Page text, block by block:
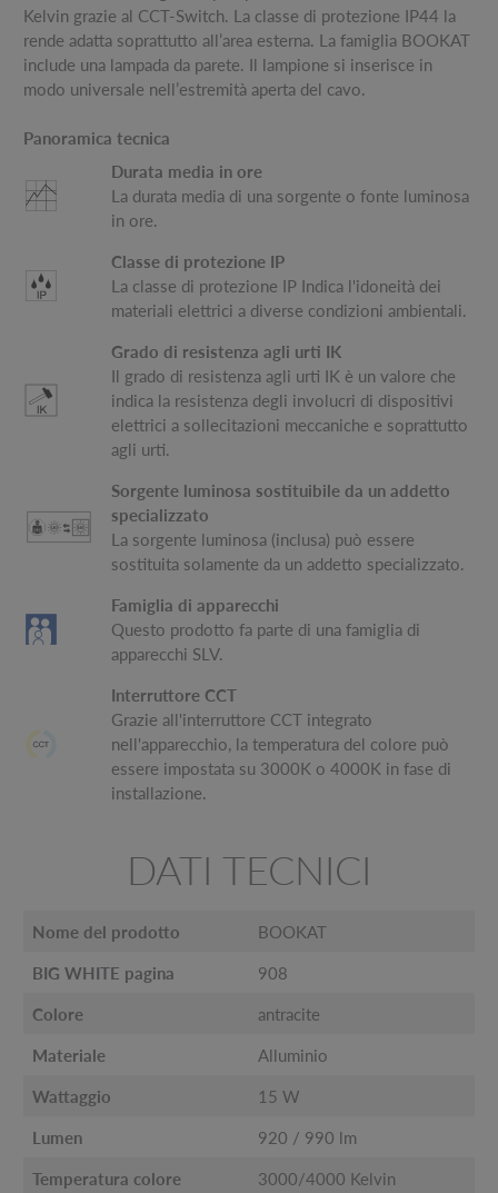
Kelvin grazie al CCT-Switch. La classe di protezione IP44 la
rende adatta soprattutto all’area esterna. La famiglia BOOKAT
include una lampada da parete. Il lampione si inserisce in
modo universale nell’estremità aperta del cavo.
Panoramica tecnica
Durata media in ore
La durata media di una sorgente o fonte luminosa
in ore.
Classe di protezione IP
La classe di protezione IP Indica l'idoneità dei
materiali elettrici a diverse condizioni ambientali.
Grado di resistenza agli urti IK
Il grado di resistenza agli urti IK è un valore che
indica la resistenza degli involucri di dispositivi
elettrici a sollecitazioni meccaniche e soprattutto
agli urti.
Sorgente luminosa sostituibile da un addetto
specializzato
La sorgente luminosa (inclusa) può essere
sostituita solamente da un addetto specializzato.
Famiglia di apparecchi
Questo prodotto fa parte di una famiglia di
apparecchi SLV.
Interruttore CCT
Grazie all'interruttore CCT integrato
nell'apparecchio, la temperatura del colore può
essere impostata su 3000K o 4000K in fase di
installazione.
DATI TECNICI
Nome del prodotto BOOKAT
BIG WHITE pagina 908
Colore antracite
Materiale Alluminio
Wattaggio 15 W
Lumen 920 / 990 lm
Temperatura colore 3000/4000 Kelvin